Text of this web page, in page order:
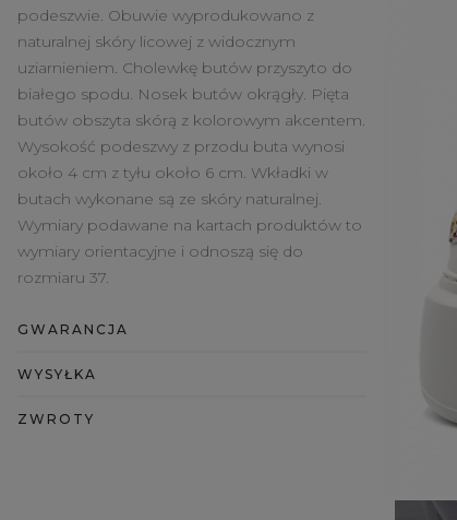
podeszwie. Obuwie wyprodukowano z
naturalnej skóry licowej z widocznym
uziarnieniem. Cholewkę butów przyszyto do
białego spodu. Nosek butów okrągły. Pięta
butów obszyta skórą z kolorowym akcentem.
Wysokość podeszwy z przodu buta wynosi
około 4 cm z tyłu około 6 cm. Wkładki w
butach wykonane są ze skóry naturalnej.
Wymiary podawane na kartach produktów to
wymiary orientacyjne i odnoszą się do
rozmiaru 37.
GWARANCJA
WYSYŁKA
ZWROTY